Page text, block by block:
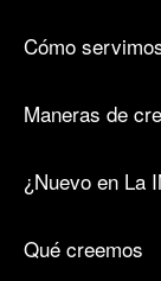
Cómo
Maneras de
¿Nuevo en La
Qué creemos